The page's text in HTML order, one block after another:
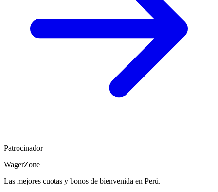
Patrocinador
WagerZone
Las mejores cuotas y bonos de bienvenida en Perú.